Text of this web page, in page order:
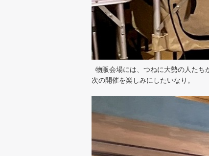
物販会場には、つねに大勢の人たち
次の開催を楽しみにしたいなり。